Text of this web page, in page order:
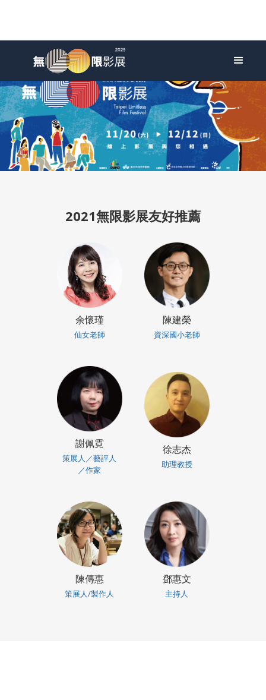
2021無限影展友好推薦
余懷瑾
仙女老師
謝佩霓
策展人／藝評人
／作家
陳傳惠
策展人/製作人
陳建榮
資深國小老師
徐志杰
助理教授
鄧惠文
主持人